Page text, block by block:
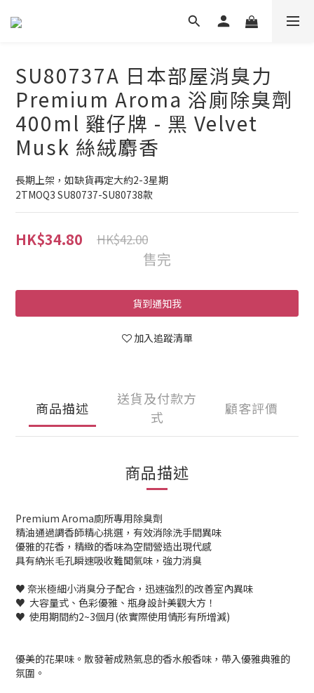
SU80737A 日本部屋消臭力
Premium Aroma 浴廁除臭劑
400ml 雞仔牌 - 黑 Velvet
Musk 絲絨麝香
長期上架，如缺貨再定大約2-3星期
2TMOQ3 SU80737-SU80738款
HK$34.80 HK$42.00
售完
貨到通知我
加入追蹤清單
商品描述
送貨及付款方
式
顧客評價
商品描述
Premium Aroma廁所專用除臭劑
精油通過調香師精心挑選，有效消除洗手間異味
優雅的花香，精緻的香味為空間營造出現代感
具有納米毛孔瞬速吸收難聞氣味，強力消臭
♥ 奈米極細小消臭分子配合，迅速強烈的改善室內異味
♥ 大容量式、色彩優雅、瓶身設計美觀大方！
♥ 使用期間約2~3個月(依實際使用情形有所增減)
優美的花果味。散發著成熟氣息的香水般香味，帶入優雅典雅的
氛圍。